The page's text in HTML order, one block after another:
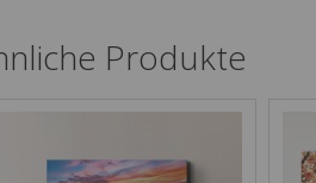
Produkte